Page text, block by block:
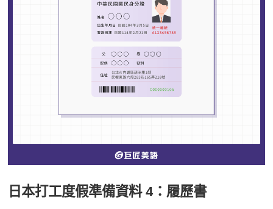
日本打工度假準備資料 4：履歷書